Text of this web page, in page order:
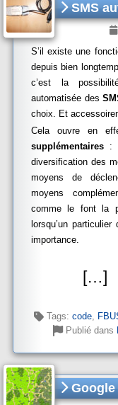
SMS
S’il existe une
depuis bien
c’est la
automatisée des
choix. Et
Cela ouvre en
supplémentaires :
diversification des
moyens de
moyens
comme le font la
lorsqu’un
importance.
[…]
Tags: code,
Publié dans
Google